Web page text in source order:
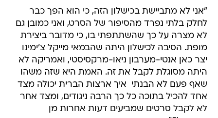
"אני לא מתביישת בכישלון הזה, כי הוא הפך כבר
לחלק בלתי נפרד מהסיפור של הסרט, ואני כמובן גם
לא מצרה על כך שהשתתפתי בו, כי מדובר ביצירת
מופת. הסיבה לכישלון היתה שהבמאי מייקל צ'ימינו
יצר כאן אנטי-מערבון ניאו-מרקסיסטי, ואמריקה לא
היתה מסוגלת לקבל את זה. האמת היא שזה משהו
שאף פעם לא הבנתי  איך ארצות הברית יכולה מצד
אחד להכיל בתוכה כל כך הרבה ניגודים, ומצד אחר
לא לקבל סרטים שמביעים דעות אחרות מן